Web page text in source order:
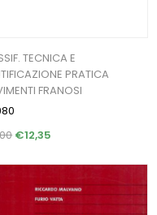
TECNICA E
PRATICA
FRANOSI
€12,35